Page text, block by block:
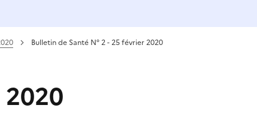
Bulletin de Santé N° 2 - 25 février 2020